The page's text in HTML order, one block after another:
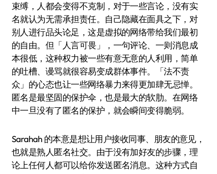
束缚，人都会变得不克制，对于一些言论，没有实
名就认为无需承担责任。自己隐藏在面具之下，对
别人进行品头论足，这是虚拟的网络带给我们最初
的自由。但「人言可畏」，一句评论、一则消息成
本很低，这种权力被一些有意无意的人利用，简单
的吐槽、谩骂就很容易变成群体事件。「法不责
众」的心态也让一些网络暴力来得更加肆无忌惮。
匿名是最坚固的保护伞，也是最大的软肋。在网络
中一旦没有了匿名的保护，就会瞬间变得脆弱。
Sarahah 的本意是想让用户接收同事、朋友的意见，
也就是熟人匿名社交。由于没有加好友的步骤，理
论上任何人都可以给你发送匿名消息。这种方式自